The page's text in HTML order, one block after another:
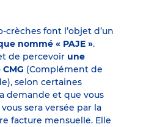
font l’objet d’un
nommé « PAJE ».
de percevoir une
(Complément de
selon certaines
demande et que vous
sera versée par la
facture mensuelle. Elle